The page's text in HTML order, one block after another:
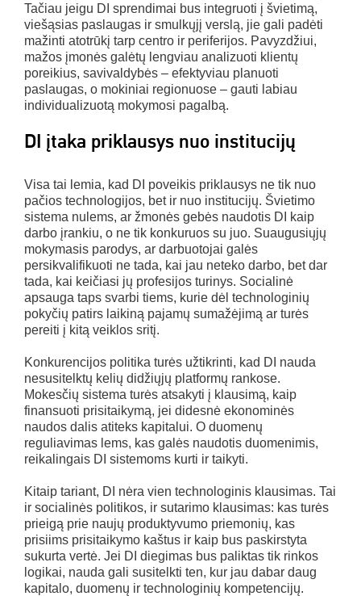
Tačiau jeigu DI sprendimai bus integruoti į švietimą,
viešąsias paslaugas ir smulkųjį verslą, jie gali padėti
mažinti atotrūkį tarp centro ir periferijos. Pavyzdžiui,
mažos įmonės galėtų lengviau analizuoti klientų
poreikius, savivaldybės – efektyviau planuoti
paslaugas, o mokiniai regionuose – gauti labiau
individualizuotą mokymosi pagalbą.
DI įtaka priklausys nuo institucijų
Visa tai lemia, kad DI poveikis priklausys ne tik nuo
pačios technologijos, bet ir nuo institucijų. Švietimo
sistema nulems, ar žmonės gebės naudotis DI kaip
darbo įrankiu, o ne tik konkuruos su juo. Suaugusiųjų
mokymasis parodys, ar darbuotojai galės
persikvalifikuoti ne tada, kai jau neteko darbo, bet dar
tada, kai keičiasi jų profesijos turinys. Socialinė
apsauga taps svarbi tiems, kurie dėl technologinių
pokyčių patirs laikiną pajamų sumažėjimą ar turės
pereiti į kitą veiklos sritį.
Konkurencijos politika turės užtikrinti, kad DI nauda
nesusitelktų kelių didžiųjų platformų rankose.
Mokesčių sistema turės atsakyti į klausimą, kaip
finansuoti prisitaikymą, jei didesnė ekonominės
naudos dalis atiteks kapitalui. O duomenų
reguliavimas lems, kas galės naudotis duomenimis,
reikalingais DI sistemoms kurti ir taikyti.
Kitaip tariant, DI nėra vien technologinis klausimas. Tai
ir socialinės politikos, ir sutarimo klausimas: kas turės
prieigą prie naujų produktyvumo priemonių, kas
prisiims prisitaikymo kaštus ir kaip bus paskirstyta
sukurta vertė. Jei DI diegimas bus paliktas tik rinkos
logikai, nauda gali susitelkti ten, kur jau dabar daug
kapitalo, duomenų ir technologinių kompetencijų.